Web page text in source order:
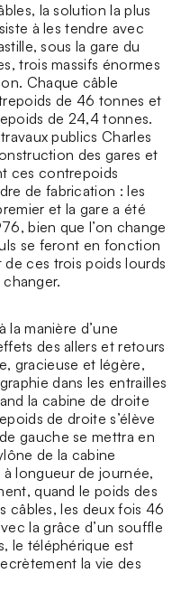
la solution la plus
à les tendre avec
sous la gare du
trois massifs énormes
Chaque câble
de 46 tonnes et
de 24,4 tonnes.
publics Charles
des gares et
ces contrepoids
de fabrication : les
et la gare a été
bien que l’on change
se feront en fonction
de ces trois poids lourds
la manière d’une
des allers et retours
gracieuse et légère,
dans les entrailles
la cabine de droite
de droite s’élève
gauche se mettra en
de la cabine
longueur de journée,
quand le poids des
câbles, les deux fois 46
la grâce d’un souffle
le téléphérique est
la vie des